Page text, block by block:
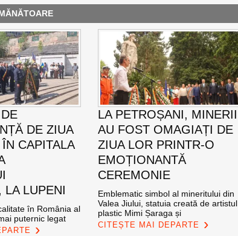
DE ZIUA
CAPITALA
LA LUPENI
în România al
puternic legat
LA PETROȘANI, MINERII
AU FOST OMAGIAȚI DE
ZIUA LOR PRINTR-O
EMOȚIONANTĂ
CEREMONIE
Emblematic simbol al mineritului din
Valea Jiului, statuia creată de artistul
plastic Mimi Șaraga și
CITEȘTE MAI DEPARTE